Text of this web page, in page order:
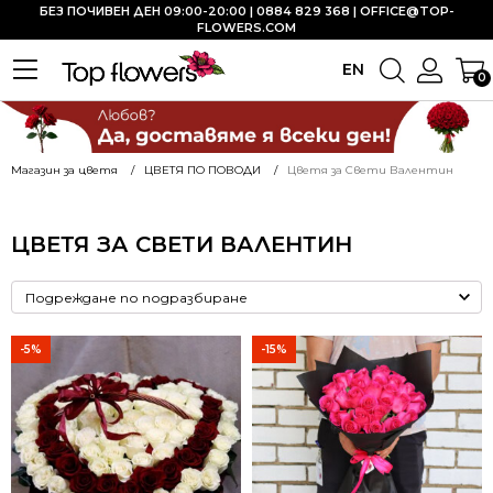
EN 0
БЕЗ ПОЧИВЕН ДЕН 09:00-20:00 | 0884 829 368 | OFFICE@TOP-
FLOWERS.COM
Магазин за цветя ЦВЕТЯ ПО ПОВОДИ Цветя за Свети Валентин
ЦВЕТЯ ЗА СВЕТИ ВАЛЕНТИН
-5% -15%